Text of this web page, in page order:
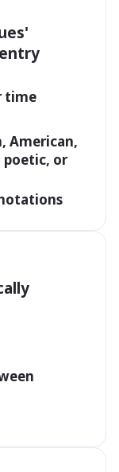
time
American,
poetic, or